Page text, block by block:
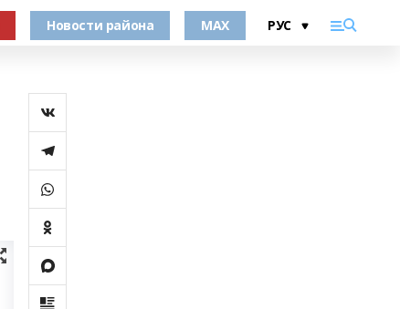
Новости района MAX